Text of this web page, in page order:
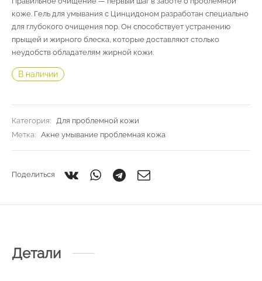
коже. Гель для умывания с Цинцидоном разработан специально
для глубокого очищения пор. Он способствует устранению
прыщей и жирного блеска, которые доставляют столько
неудобств обладателям жирной кожи.
В наличии
Категория: Для проблемной кожи
Метка: Акне умывание проблемная кожа
Поделиться
Детали